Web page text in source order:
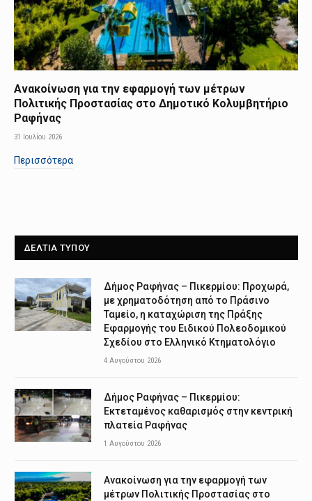
Ανακοίνωση για την εφαρμογή των μέτρων
Πολιτικής Προστασίας στο Δημοτικό Κολυμβητήριο
Ραφήνας
31 Ιουλίου 2026
Περισσότερα
ΔΕΛΤΙΑ ΤΥΠΟΥ
Δήμος Ραφήνας – Πικερμίου: Προχωρά,
με χρηματοδότηση από το Πράσινο
Ταμείο, η καταχώριση της Πράξης
Εφαρμογής του Ειδικού Πολεοδομικού
Σχεδίου στο Ελληνικό Κτηματολόγιο
4 Αυγούστου 2026
Δήμος Ραφήνας – Πικερμίου:
Εκτεταμένος καθαρισμός στην κεντρική
πλατεία Ραφήνας
1 Αυγούστου 2026
Ανακοίνωση για την εφαρμογή των
μέτρων Πολιτικής Προστασίας στο